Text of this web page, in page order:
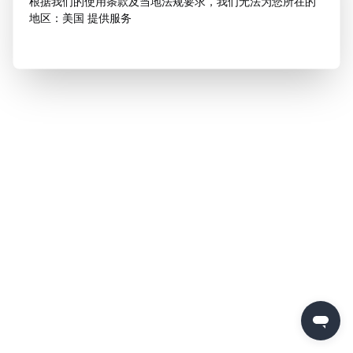
地区：美国 提供服务